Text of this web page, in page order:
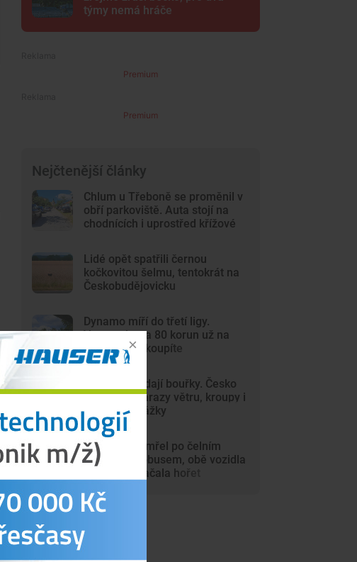
týmy nemá hráče
Premium
Premium
Nejčtenější články
Chlum u Třeboně se proměnil v
obří parkoviště. Auta stojí na
chodnících i uprostřed křížové
Lidé opět spatřili černou
kočkovitou šelmu, tentokrát na
Českobudějovicku
Dynamo míří do třetí ligy.
Vstupenky za 80 korun už na
internetu nekoupíte
Vedra vystřídají bouřky. Česko
zasáhnou nárazy větru, kroupy i
přívalové srážky
Motorkář zemřel po čelním
střetu s autobusem, obě vozidla
po nárazu začala hořet
Nejnovější články